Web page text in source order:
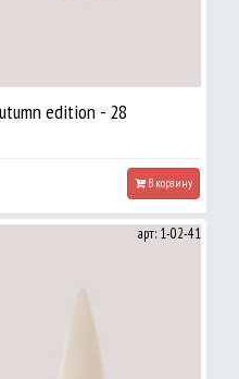
edition - 28
В корзину
арт: 1-02-41